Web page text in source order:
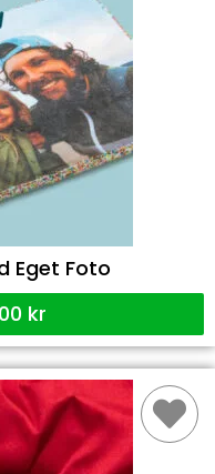
Eget Foto
kr